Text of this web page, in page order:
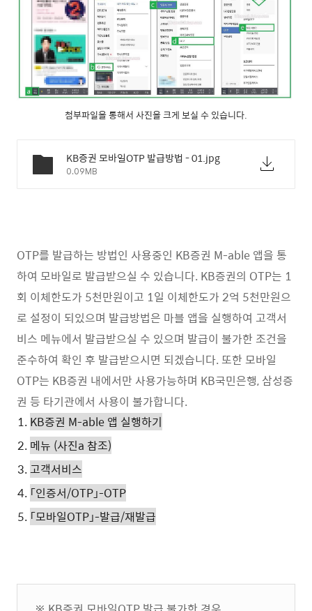
첨부파일을 통해서 사진을 크게 보실 수 있습니다.
KB증권 모바일OTP 발급방법 - 01.jpg
0.09MB
OTP를 발급하는 방법인 사용중인 KB증권 M-able 앱을 통
하여 모바일로 발급받으실 수 있습니다. KB증권의 OTP는 1
회 이체한도가 5천만원이고 1일 이체한도가 2억 5천만원으
로 설정이 되있으며 발급방법은 마블 앱을 실행하여 고객서
비스 메뉴에서 발급받으실 수 있으며 발급이 불가한 조건을
준수하여 확인 후 발급받으시면 되겠습니다. 또한 모바일
OTP는 KB증권 내에서만 사용가능하며 KB국민은행, 삼성증
권 등 타기관에서 사용이 불가합니다.
KB증권 M-able 앱 실행하기
메뉴 (사진a 참조)
고객서비스
「인증서/OTP」-OTP
「모바일OTP」-발급/재발급